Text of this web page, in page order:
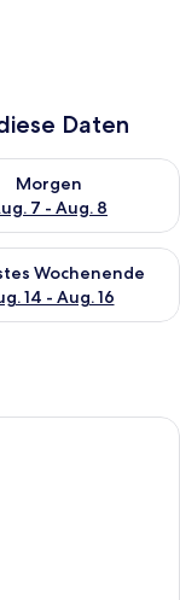
Daten
Aug. 6 - Aug. 7.
Morgen
7 - Aug. 8
die Verfügbarkeit
Aug. 7
Wochenende
14 - Aug. 16
die Verfügbarkeit
mit zwei Betten,